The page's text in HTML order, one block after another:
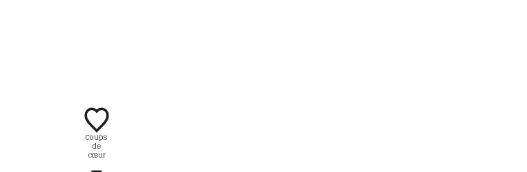
Coups
de
cœur